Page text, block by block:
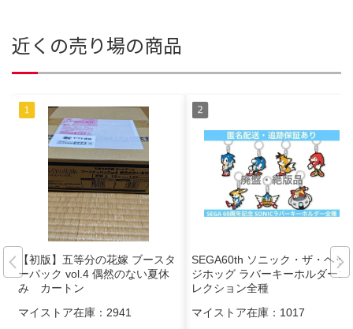
近くの売り場の商品
【初版】五等分の花嫁 ブースタ
ーパック vol.4 偶然のない夏休
み カートン
マイストア在庫： 2941
SEGA60th ソニック・ザ・ヘッ
ジホッグ ラバーキーホルダーコ
レクション全種
マイストア在庫： 1017